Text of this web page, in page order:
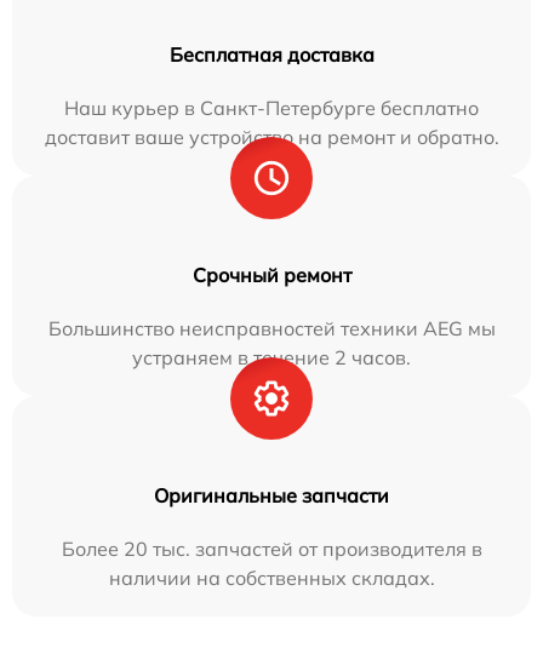
Бесплатная доставка
Наш курьер в Санкт-Петербурге бесплатно
доставит ваше устройство на ремонт и обратно.
Срочный ремонт
Большинство неисправностей техники AEG мы
устраняем в течение 2 часов.
Оригинальные запчасти
Более 20 тыс. запчастей от производителя в
наличии на собственных складах.